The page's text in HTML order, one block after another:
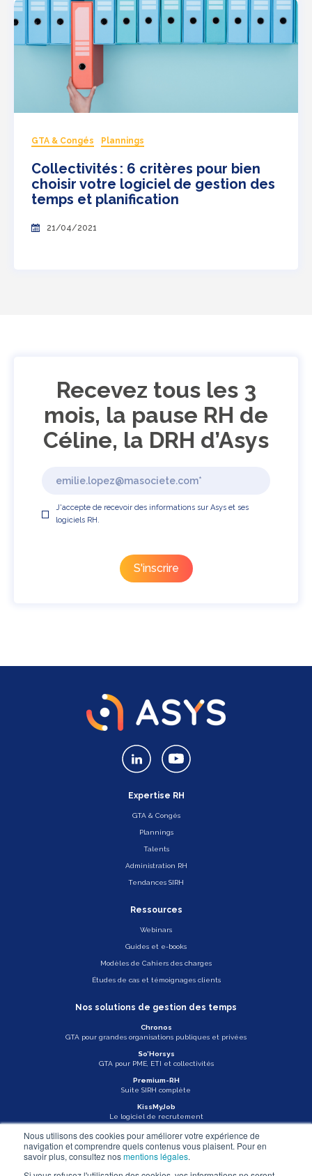
Nous utilisons des cookies pour améliorer votre expérience de
navigation et comprendre quels contenus vous plaisent. Pour en
savoir plus, consultez nosmentions légales.
GTA & Congés Plannings
Collectivités : 6 critères pour bien
choisir votre logiciel de gestion des
temps et planification
21/04/2021
Recevez tous les 3
mois, la pause RH de
Céline, la DRH d’Asys
J'accepte de recevoir des informations sur Asys et ses
logiciels RH.
Expertise RH
GTA & Congés
Plannings
Talents
Administration RH
Tendances SIRH
Ressources
Webinars
Guides et e-books
Modèles de Cahiers des charges
Études de cas et témoignages clients
Nos solutions de gestion des temps
Chronos
GTA pour grandes organisations publiques et privées
So’Horsys
GTA pour PME, ETI et collectivités
Premium-RH
Suite SIRH complète
KissMyJob
Le logiciel de recrutement
Veille légale